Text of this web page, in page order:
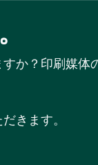
か？印刷媒体
きます。